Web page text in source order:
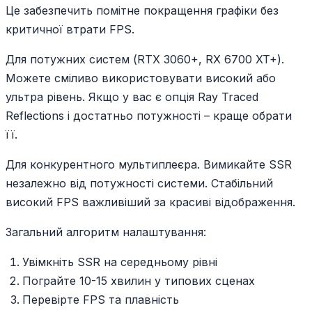
Це забезпечить помітне покращення графіки без
критичної втрати FPS.
Для потужних систем (RTX 3060+, RX 6700 XT+).
Можете сміливо використовувати високий або
ультра рівень. Якщо у вас є опція Ray Traced
Reflections і достатньо потужності – краще обрати
її.
Для конкурентного мультиплеєра. Вимикайте SSR
незалежно від потужності системи. Стабільний
високий FPS важливіший за красиві відображення.
Загальний алгоритм налаштування:
Увімкніть SSR на середньому рівні
Пограйте 10-15 хвилин у типових сценах
Перевірте FPS та плавність